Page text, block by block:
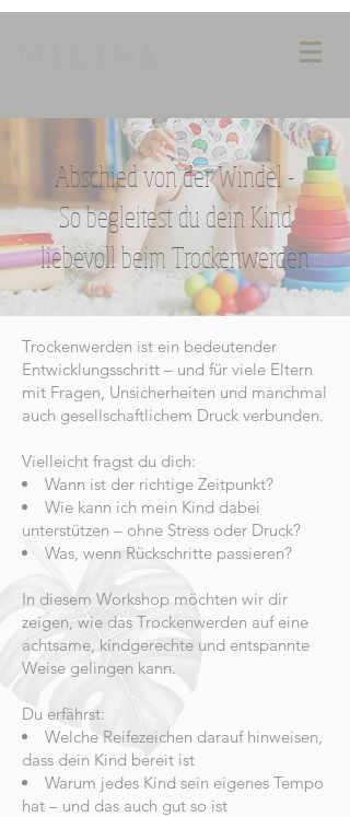
Abschied von der Windel -
So begleitest du dein Kind
liebevoll beim Trockenwerden
Trockenwerden ist ein bedeutender
Entwicklungsschritt – und für viele Eltern
mit Fragen, Unsicherheiten und manchmal
auch gesellschaftlichem Druck verbunden.
Vielleicht fragst du dich:
Wann ist der richtige Zeitpunkt?
Wie kann ich mein Kind dabei
unterstützen – ohne Stress oder Druck?
Was, wenn Rückschritte passieren?
In diesem Workshop möchten wir dir
zeigen, wie das Trockenwerden auf eine
achtsame, kindgerechte und entspannte
Weise gelingen kann.
Du erfährst:
Welche Reifezeichen darauf hinweisen,
dass dein Kind bereit ist
Warum jedes Kind sein eigenes Tempo
hat – und das auch gut so ist